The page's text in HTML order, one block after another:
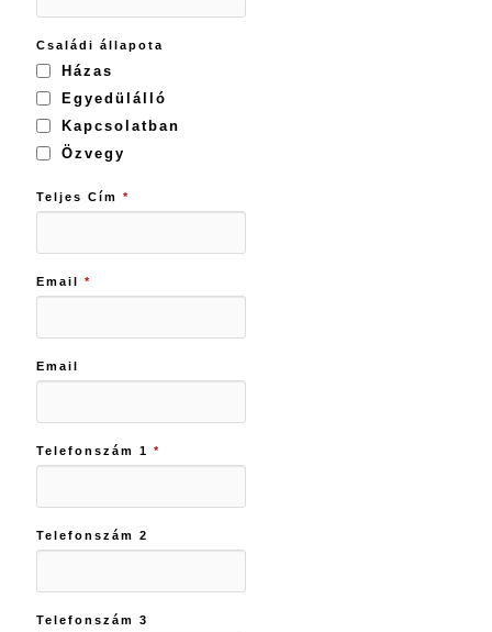
Családi állapota
Házas
Egyedülálló
Kapcsolatban
Özvegy
Teljes Cím *
Email *
Email
Telefonszám 1 *
Telefonszám 2
Telefonszám 3